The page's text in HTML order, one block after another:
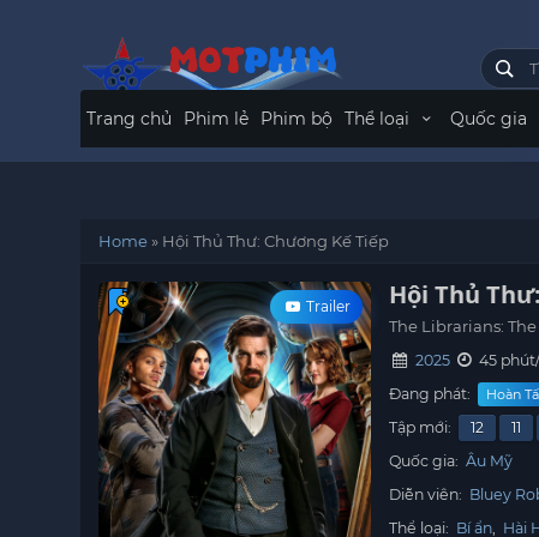
Trang chủ Phim lẻ Phim bộ Thể loại Quốc gia
Home» Hội Thủ Thư: Chương Kế Tiếp
Trailer Hội Thủ
The Librarians:
2025
45
Đang phát:
Hoàn
Tập mới: 12 11
Quốc gia: Âu Mỹ
Diễn viên: Bluey
Thể loại: Bí ẩn, Hài